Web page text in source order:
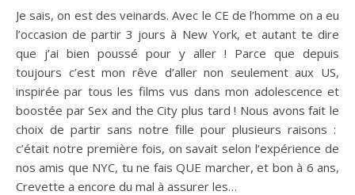
Je sais, on est des veinards. Avec le CE de l’homme on a eu
l’occasion de partir 3 jours à New York, et autant te dire
que j’ai bien poussé pour y aller ! Parce que depuis
toujours c’est mon rêve d’aller non seulement aux US,
inspirée par tous les films vus dans mon adolescence et
boostée par Sex and the City plus tard ! Nous avons fait le
choix de partir sans notre fille pour plusieurs raisons :
c’était notre première fois, on savait selon l’expérience de
nos amis que NYC, tu ne fais QUE marcher, et bon à 6 ans,
Crevette a encore du mal à assurer les…